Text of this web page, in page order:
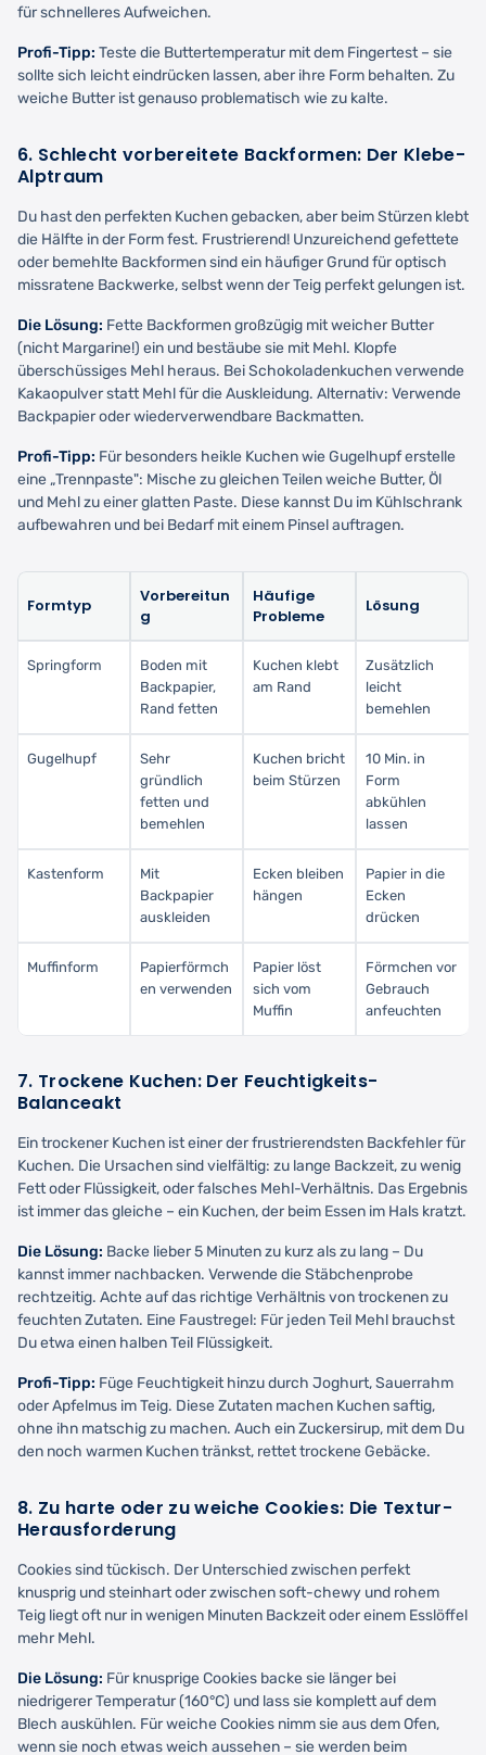
für schnelleres Aufweichen.
Profi-Tipp: Teste die Buttertemperatur mit dem Fingertest – sie
sollte sich leicht eindrücken lassen, aber ihre Form behalten. Zu
weiche Butter ist genauso problematisch wie zu kalte.
6. Schlecht vorbereitete Backformen: Der Klebe-
Alptraum
Du hast den perfekten Kuchen gebacken, aber beim Stürzen klebt
die Hälfte in der Form fest. Frustrierend! Unzureichend gefettete
oder bemehlte Backformen sind ein häufiger Grund für optisch
missratene Backwerke, selbst wenn der Teig perfekt gelungen ist.
Die Lösung: Fette Backformen großzügig mit weicher Butter
(nicht Margarine!) ein und bestäube sie mit Mehl. Klopfe
überschüssiges Mehl heraus. Bei Schokoladenkuchen verwende
Kakaopulver statt Mehl für die Auskleidung. Alternativ: Verwende
Backpapier oder wiederverwendbare Backmatten.
Profi-Tipp: Für besonders heikle Kuchen wie Gugelhupf erstelle
eine „Trennpaste": Mische zu gleichen Teilen weiche Butter, Öl
und Mehl zu einer glatten Paste. Diese kannst Du im Kühlschrank
aufbewahren und bei Bedarf mit einem Pinsel auftragen.
Formtyp
Vorbereitun
g
Häufige
Probleme
Lösung
Springform
Boden mit
Backpapier,
Rand fetten
Kuchen klebt
am Rand
Zusätzlich
leicht
bemehlen
Gugelhupf
Sehr
gründlich
fetten und
bemehlen
Kuchen bricht
beim Stürzen
10 Min. in
Form
abkühlen
lassen
Kastenform
Mit
Backpapier
auskleiden
Ecken bleiben
hängen
Papier in die
Ecken
drücken
Muffinform
Papierförmch
en verwenden
Papier löst
sich vom
Muffin
Förmchen vor
Gebrauch
anfeuchten
7. Trockene Kuchen: Der Feuchtigkeits-
Balanceakt
Ein trockener Kuchen ist einer der frustrierendsten Backfehler für
Kuchen. Die Ursachen sind vielfältig: zu lange Backzeit, zu wenig
Fett oder Flüssigkeit, oder falsches Mehl-Verhältnis. Das Ergebnis
ist immer das gleiche – ein Kuchen, der beim Essen im Hals kratzt.
Die Lösung: Backe lieber 5 Minuten zu kurz als zu lang – Du
kannst immer nachbacken. Verwende die Stäbchenprobe
rechtzeitig. Achte auf das richtige Verhältnis von trockenen zu
feuchten Zutaten. Eine Faustregel: Für jeden Teil Mehl brauchst
Du etwa einen halben Teil Flüssigkeit.
Profi-Tipp: Füge Feuchtigkeit hinzu durch Joghurt, Sauerrahm
oder Apfelmus im Teig. Diese Zutaten machen Kuchen saftig,
ohne ihn matschig zu machen. Auch ein Zuckersirup, mit dem Du
den noch warmen Kuchen tränkst, rettet trockene Gebäcke.
8. Zu harte oder zu weiche Cookies: Die Textur-
Herausforderung
Cookies sind tückisch. Der Unterschied zwischen perfekt
knusprig und steinhart oder zwischen soft-chewy und rohem
Teig liegt oft nur in wenigen Minuten Backzeit oder einem Esslöffel
mehr Mehl.
Die Lösung: Für knusprige Cookies backe sie länger bei
niedrigerer Temperatur (160°C) und lass sie komplett auf dem
Blech auskühlen. Für weiche Cookies nimm sie aus dem Ofen,
wenn sie noch etwas weich aussehen – sie werden beim